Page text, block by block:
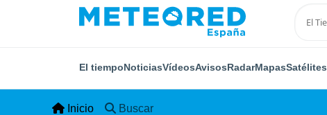
El tiempoNoticiasVídeosAvisosRadarMapasSatélites
Inicio Buscar